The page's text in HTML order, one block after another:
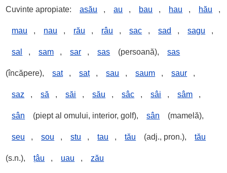
Cuvinte apropiate: asău , au , bau , hau , hău ,
mau , nau , rău , râu , sac , sad , sagu ,
sal , sam , sar , sas (persoană), sas
(încăpere), sat , saț , sau , saum , saur ,
saz , să , săi , său , sâc , sâi , sâm ,
sân (piept al omului, interior, golf), sân (mamelă),
seu , sou , stu , tau , tău (adj., pron.), tău
(s.n.), țâu , uau , zău